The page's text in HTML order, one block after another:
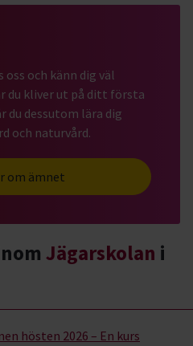
oss och känn dig väl
du kliver ut på ditt första
du dessutom lära dig
och naturvård.
om ämnet
Jägarskolan i
hösten 2026 – En kurs